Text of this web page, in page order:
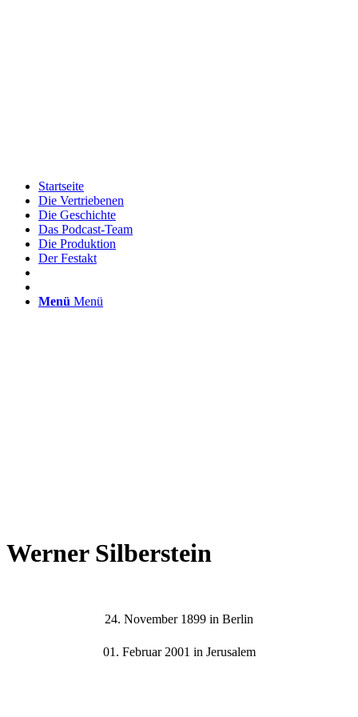
Startseite
Die Vertriebenen
Die Geschichte
Das Podcast-Team
Die Produktion
Der Festakt
Menü Menü
Werner Silberstein
24. November 1899 in Berlin
01. Februar 2001 in Jerusalem